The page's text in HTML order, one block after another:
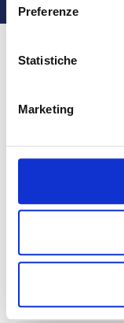
Preferenze
Statistiche
Marketing